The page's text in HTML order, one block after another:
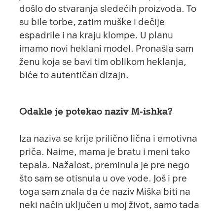
došlo do stvaranja sledećih proizvoda. To
su bile torbe, zatim muške i dečije
espadrile i na kraju klompe. U planu
imamo novi heklani model. Pronašla sam
ženu koja se bavi tim oblikom heklanja,
biće to autentičan dizajn.
Odakle je potekao naziv M-ishka?
Iza naziva se krije prilično lična i emotivna
priča. Naime, mama je bratu i meni tako
tepala. Nažalost, preminula je pre nego
što sam se otisnula u ove vode. Još i pre
toga sam znala da će naziv Miška biti na
neki način uključen u moj život, samo tada